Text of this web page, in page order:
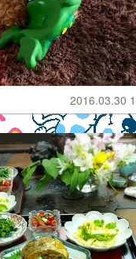
2016.03.30